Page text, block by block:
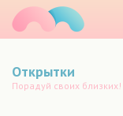
Открытки
Порадуй своих близких!